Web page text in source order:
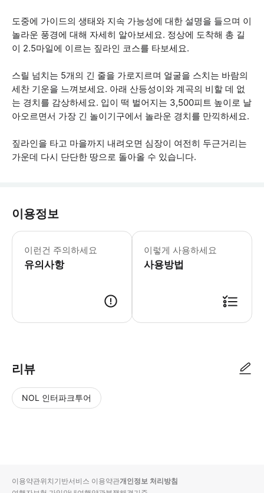
도중에 가이드의 생태와 지속 가능성에 대한 설명을 들으며 이
놀라운 풍경에 대해 자세히 알아보세요. 정상에 도착해 총 길
이 2.5마일에 이르는 짚라인 코스를 타보세요.
스릴 넘치는 5개의 긴 줄을 가로지르며 얼굴을 스치는 바람의
세찬 기운을 느껴보세요. 아래 산등성이와 계곡의 비할 데 없
는 경치를 감상하세요. 입이 떡 벌어지는 3,500피트 높이로 날
아오르면서 가장 긴 놀이기구에서 놀라운 경치를 만끽하세요.
짚라인을 타고 마을까지 내려오면 심장이 여전히 두근거리는
가운데 다시 단단한 땅으로 돌아올 수 있습니다.
이용정보
이런건 주의하세요
유의사항
이 활동은 비가 오나 눈이 오나 진행
이렇게 사용하세요
사용방법
리뷰
NOL 인터파크투어
입니
순
상
이용약관위치기반서비스 이용약관개인정보 처리방침